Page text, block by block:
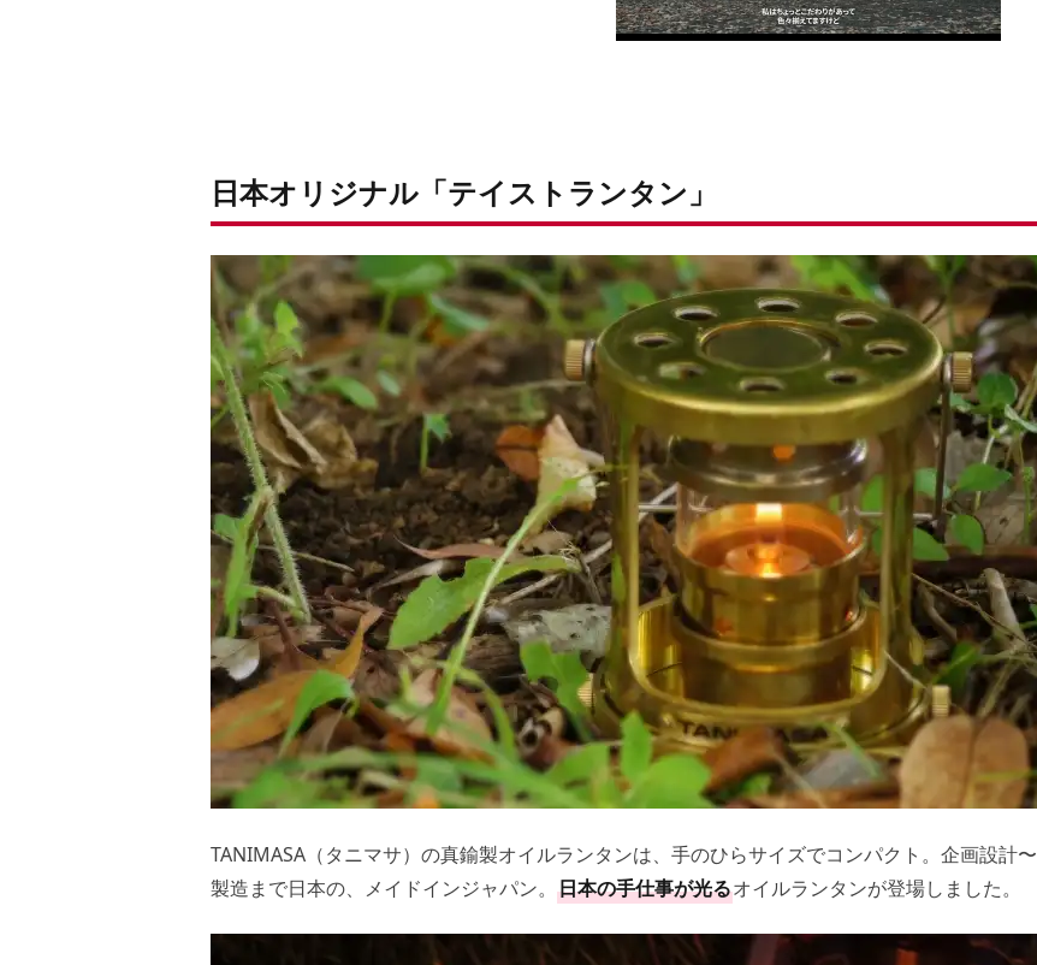
日本オリジナル「テイストランタン」
TANIMASA（タニマサ）の真鍮製オイルランタンは、手のひらサイズでコンパクト。企画設計〜
製造まで日本の、メイドインジャパン。 日本の手仕事が光るオイルランタンが登場しました。